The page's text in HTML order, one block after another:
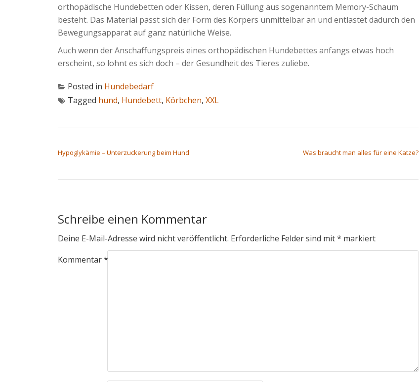
orthopädische Hundebetten oder Kissen, deren Füllung aus sogenanntem Memory-Schaum
besteht. Das Material passt sich der Form des Körpers unmittelbar an und entlastet dadurch den
Bewegungsapparat auf ganz natürliche Weise.
Auch wenn der Anschaffungspreis eines orthopädischen Hundebettes anfangs etwas hoch
erscheint, so lohnt es sich doch – der Gesundheit des Tieres zuliebe.
Posted in Hundebedarf
Tagged hund, Hundebett, Körbchen, XXL
Hypoglykämie – Unterzuckerung beim Hund Was braucht man alles für eine Katze?
Schreibe einen Kommentar
Deine E-Mail-Adresse wird nicht veröffentlicht. Erforderliche Felder sind mit* markiert
Kommentar*